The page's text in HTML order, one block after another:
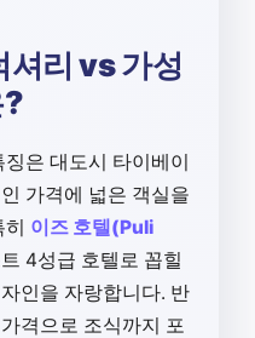
셔리 vs 가성
은 대도시 타이베이
가격에 넓은 객실을
히 이즈 호텔(Puli
4성급 호텔로 꼽힐
인을 자랑합니다. 반
격으로 조식까지 포